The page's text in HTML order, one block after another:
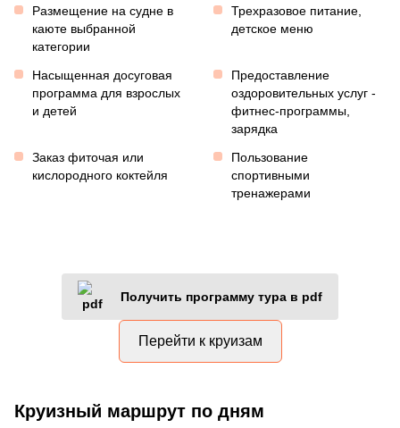
Размещение на судне в
каюте выбранной
категории
Трехразовое питание,
детское меню
Насыщенная досуговая
программа для взрослых
и детей
Предоставление
оздоровительных услуг -
фитнес-программы,
зарядка
Заказ фиточая или
кислородного коктейля
Пользование
спортивными
тренажерами
Получить программу тура в pdf
Перейти к круизам
Круизный маршрут по дням